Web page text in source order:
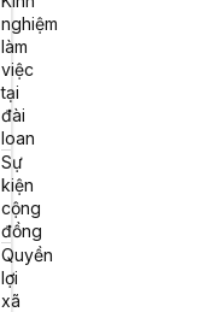
nghiệm
làm
việc
tại
đài
loan
Sự
kiện
cộng
đồng
Quyền
lợi
xã